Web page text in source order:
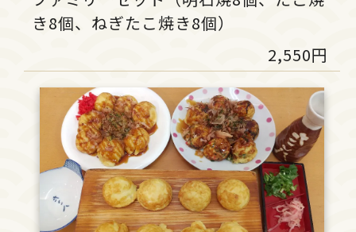
き8個、ねぎたこ焼き8個）
2,550円